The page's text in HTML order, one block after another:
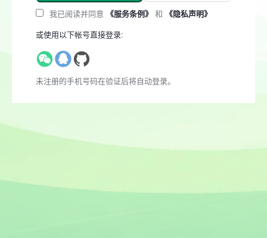
我已阅读并同意 《服务条例》 和 《隐私声明》
或使用以下帐号直接登录:
未注册的手机号码在验证后将自动登录。